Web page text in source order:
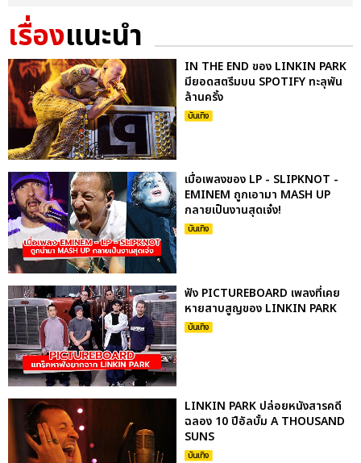
เรื่องแนะนำ
IN THE END ของ LINKIN PARK
มียอดสตรีมบน SPOTIFY ทะลุพัน
ล้านครั้ง
บันเทิง
เมื่อเพลงของ LP - SLIPKNOT -
EMINEM ถูกเอามา MASH UP
กลายเป็นงานสุดเจ๋ง!
บันเทิง
ฟัง PICTUREBOARD เพลงที่เคย
หายสาบสูญของ LINKIN PARK
บันเทิง
LINKIN PARK ปล่อยหนังสารคดี
ฉลอง 10 ปีอัลบั้ม A THOUSAND
SUNS
บันเทิง